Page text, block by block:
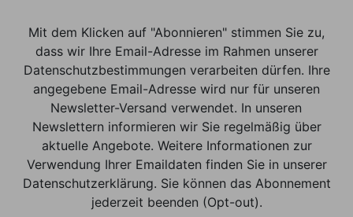
Mit dem Klicken auf "Abonnieren" stimmen Sie zu,
dass wir Ihre Email-Adresse im Rahmen unserer
Datenschutzbestimmungen verarbeiten dürfen. Ihre
angegebene Email-Adresse wird nur für unseren
Newsletter-Versand verwendet. In unseren
Newslettern informieren wir Sie regelmäßig über
aktuelle Angebote. Weitere Informationen zur
Verwendung Ihrer Emaildaten finden Sie in unserer
Datenschutzerklärung. Sie können das Abonnement
jederzeit beenden (Opt-out).